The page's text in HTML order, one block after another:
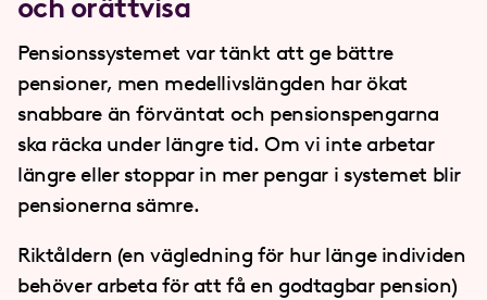
och orättvisa
Pensionssystemet var tänkt att ge bättre
pensioner, men medellivslängden har ökat
snabbare än förväntat och pensionspengarna
ska räcka under längre tid. Om vi inte arbetar
längre eller stoppar in mer pengar i systemet blir
pensionerna sämre.
Riktåldern (en vägledning för hur länge individen
behöver arbeta för att få en godtagbar pension)